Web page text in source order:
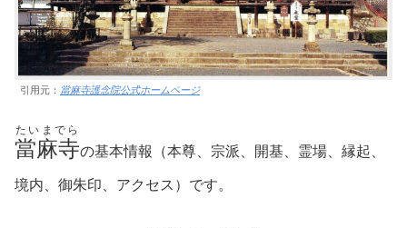
引用元： 當麻寺護念院公式ホームページ
當麻寺
たいまでら
の基本情報（本尊、宗派、開基、霊場、縁起、
境内、御朱印、 アクセス）です。